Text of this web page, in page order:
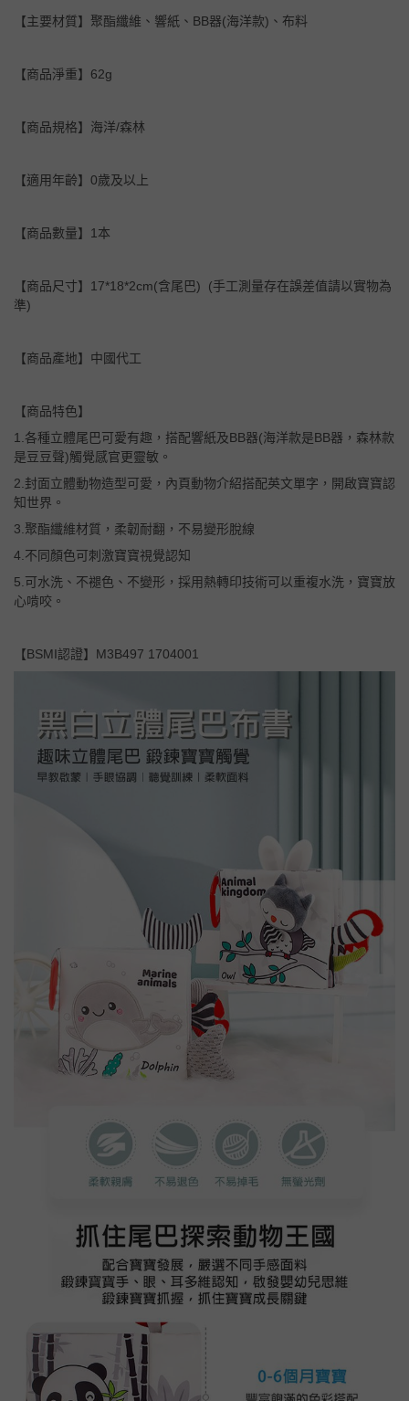
【主要材質】聚酯纖維、響紙、BB器(海洋款)、布料
【商品淨重】62g
【商品規格】海洋/森林
【適用年齡】0歲及以上
【商品數量】1本
【商品尺寸】17*18*2cm(含尾巴) (手工測量存在誤差值請以實物為
準)
【商品產地】中國代工
【商品特色】
1.各種立體尾巴可愛有趣，搭配響紙及BB器(海洋款是BB器，森林款
是豆豆聲)觸覺感官更靈敏。
2.封面立體動物造型可愛，內頁動物介紹搭配英文單字，開啟寶寶認
知世界。
3.聚酯纖維材質，柔韌耐翻，不易變形脫線
4.不同顏色可刺激寶寶視覺認知
5.可水洗、不褪色、不變形，採用熱轉印技術可以重複水洗，寶寶放
心啃咬。
【BSMI認證】M3B497 1704001